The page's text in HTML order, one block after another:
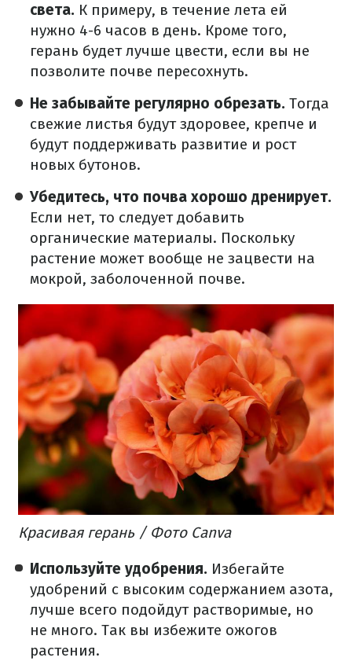
света. К примеру, в течение лета ей
нужно 4-6 часов в день. Кроме того,
герань будет лучше цвести, если вы не
позволите почве пересохнуть.
Не забывайте регулярно обрезать. Тогда
свежие листья будут здоровее, крепче и
будут поддерживать развитие и рост
новых бутонов.
Убедитесь, что почва хорошо дренирует.
Если нет, то следует добавить
органические материалы. Поскольку
растение может вообще не зацвести на
мокрой, заболоченной почве.
Красивая герань / Фото Canva
Используйте удобрения. Избегайте
удобрений с высоким содержанием азота,
лучше всего подойдут растворимые, но
не много. Так вы избежите ожогов
растения.